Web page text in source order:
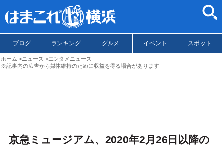
ブログ ランキング グルメ イベント スポット
ホーム ニュース
エンタメニュース
※記事内の広告から媒体維持のために収益を得る場合があります
京急ミュージアム、2020年2月26日以降の